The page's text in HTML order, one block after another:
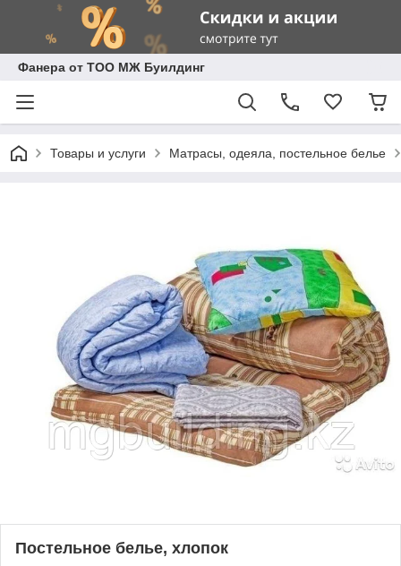
Фанера от ТОО МЖ Буилдинг
Товары и услуги Матрасы, одеяла, постельное белье
Постельное белье, хлопок